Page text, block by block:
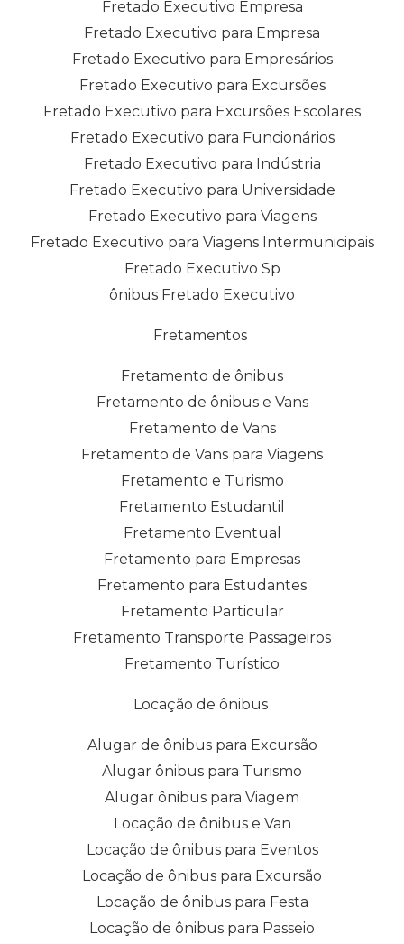
Fretado Executivo Empresa
Fretado Executivo para Empresa
Fretado Executivo para Empresários
Fretado Executivo para Excursões
Fretado Executivo para Excursões Escolares
Fretado Executivo para Funcionários
Fretado Executivo para Indústria
Fretado Executivo para Universidade
Fretado Executivo para Viagens
Fretado Executivo para Viagens Intermunicipais
Fretado Executivo Sp
ônibus Fretado Executivo
Fretamentos
Fretamento de ônibus
Fretamento de ônibus e Vans
Fretamento de Vans
Fretamento de Vans para Viagens
Fretamento e Turismo
Fretamento Estudantil
Fretamento Eventual
Fretamento para Empresas
Fretamento para Estudantes
Fretamento Particular
Fretamento Transporte Passageiros
Fretamento Turístico
Locação de ônibus
Alugar de ônibus para Excursão
Alugar ônibus para Turismo
Alugar ônibus para Viagem
Locação de ônibus e Van
Locação de ônibus para Eventos
Locação de ônibus para Excursão
Locação de ônibus para Festa
Locação de ônibus para Passeio